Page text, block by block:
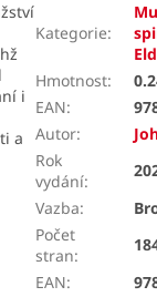
i
a
Kategorie:
Hmotnost:
EAN:
Autor:
Rok
vydání:
Vazba:
Počet
stran:
EAN: